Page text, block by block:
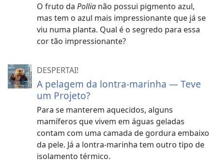
O fruto da Pollia não possui pigmento azul,
mas tem o azul mais impressionante que já se
viu numa planta. Qual é o segredo para essa
cor tão impressionante?
DESPERTAI!
A pelagem da lontra-marinha — Teve
um Projeto?
Para se manterem aquecidos, alguns
mamíferos que vivem em águas geladas
contam com uma camada de gordura embaixo
da pele. Já a lontra-marinha tem outro tipo de
isolamento térmico.